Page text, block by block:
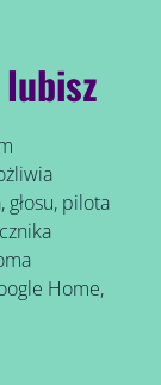
pilota
Home,